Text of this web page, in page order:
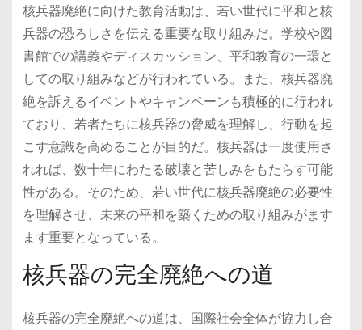
核兵器廃絶に向けた教育活動は、若い世代に平和と核
兵器の恐ろしさを伝える重要な取り組みだ。学校や図
書館での講義やディスカッション、平和教育の一環と
しての取り組みなどが行われている。また、核兵器廃
絶を訴えるイベントやキャンペーンも積極的に行われ
ており、若者たちに核兵器の脅威を理解し、行動を起
こす意識を高めることが目的だ。核兵器は一度使用さ
れれば、数十年にわたる破壊と苦しみをもたらす可能
性がある。そのため、若い世代に核兵器廃絶の必要性
を理解させ、未来の平和を築くための取り組みがます
ます重要となっている。
核兵器の完全廃絶への道
核兵器の完全廃絶への道は、国際社会全体が協力し合